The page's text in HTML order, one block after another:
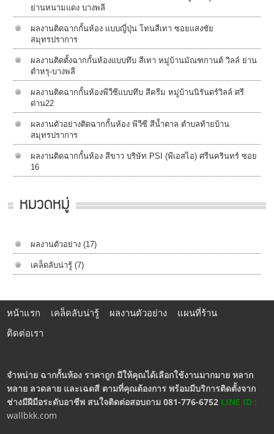
ย่านหนามแดง บางพลี
ผลงานติดฉากกั้นห้อง แบบญี่ปุ่น โทนสีเทา ซอยแสงชัย
สมุทรปราการ
ผลงานติดตั้งฉากกั้นห้องแบบทึบ สีเทา หมู่บ้านมัณฑกานต์ วิลล์ ย่าน
ตำหรุ-บางพลี
ผลงานติดฉากกั้นห้องพีวีซีแบบทึบ สีครีม หมู่บ้านนิรันดร์วิลล์​ ศรี
ด่าน22
ผลงานตัวอย่างติดฉากกั้นห้อง พีวีซี สีน้ำตาล ตำบลท้ายบ้าน
สมุทรปราการ
ผลงานติดฉากกั้นห้อง สีขาว บริษัท PSI (พีเอสไอ) ศรีนครินทร์ ซอย
16
หมวดหมู่
ผลงานตัวอย่าง(17)
เคล็ดลับน่ารู้(7)
หน้าแรก เคล็ดลับน่ารู้ ผลงานตัวอย่าง
แผนที่ร้าน
ติดต่อเรา
จำหน่าย ฉากกั้นห้อง ราคาถูก มีให้คุณได้เลือกใช้งานมากมาย หลาก
หลาย ลวดลาย และเฉดสี ตามที่คุณต้องการ พร้อมมีบริการติดตั้งจาก
ช่างมีฝีมือระดับอาชีพ สนใจติดต่อสอบถาม 081-776-6752 LINE ID :
wallbkk.com